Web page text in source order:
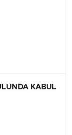
KABUL